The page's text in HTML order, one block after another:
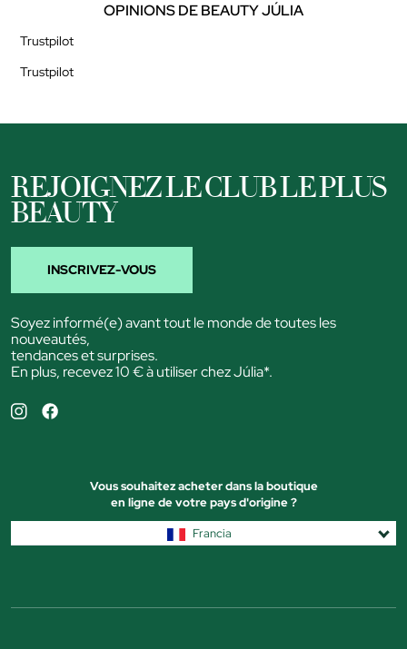
OPINIONS DE BEAUTY JÚLIA
Trustpilot
Trustpilot
REJOIGNEZ LE CLUB LE PLUS
BEAUTY
INSCRIVEZ-VOUS
Soyez informé(e) avant tout le monde de toutes les
nouveautés,
tendances et surprises.
En plus, recevez 10 € à utiliser chez Júlia*.
Vous souhaitez acheter dans la boutique
en ligne de votre pays d'origine ?
Francia